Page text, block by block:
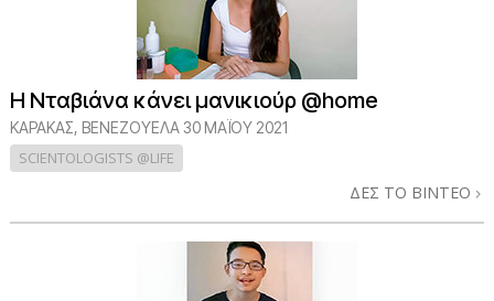
Η Νταβιάνα κάνει μανικιούρ @home
ΚΑΡΑΚΑΣ, ΒΕΝΕΖΟΥΕΛΑ30 ΜΑΪΟΥ 2021
SCIENTOLOGISTS @LIFE
ΔΕΣ ΤΟ ΒΙΝΤΕΟ